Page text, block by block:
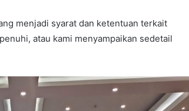
menjadi syarat dan ketentuan terkait
atau kami menyampaikan sedetail